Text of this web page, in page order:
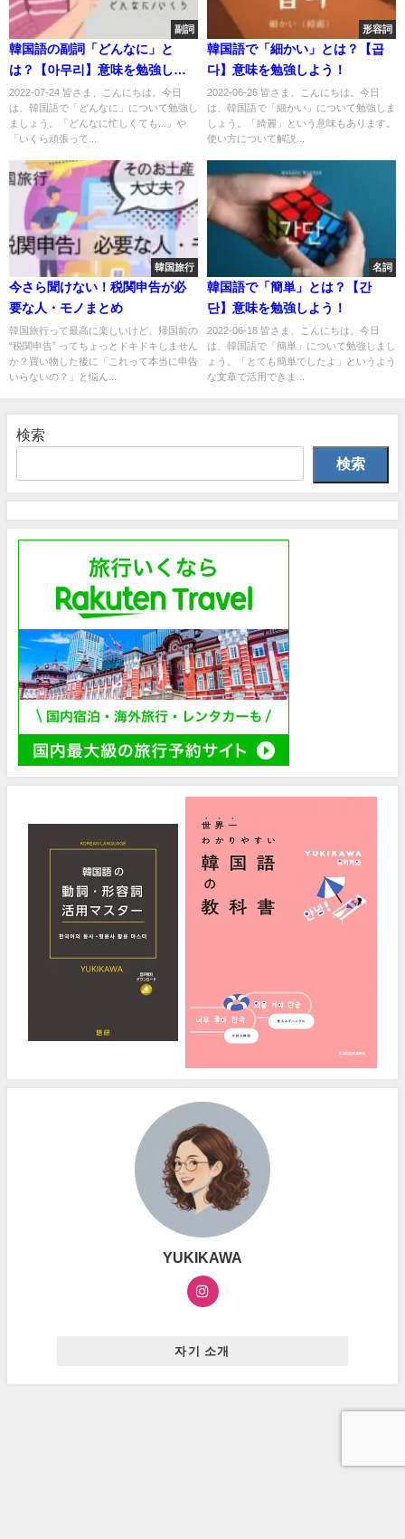
副詞
韓国語の副詞「どんなに」と
は？【아무리】意味を勉強しよ
う！
2022-07-24 皆さま、こんにちは。今日
は、韓国語で「どんなに」について勉強し
ましょう。「どんなに忙しくても...」や
「いくら頑張って...
形容詞
韓国語で「細かい」とは？【곱
다】意味を勉強しよう！
2022-06-26 皆さま、こんにちは。今日
は、韓国語で「細かい」について勉強しま
しょう。「綺麗」という意味もあります。
使い方について解説...
韓国旅行
今さら聞けない！税関申告が必
要な人・モノまとめ
韓国旅行って最高に楽しいけど、帰国前の
“税関申告” ってちょっとドキドキしません
か？買い物した後に「これって本当に申告
いらないの？」と悩ん...
名詞
韓国語で「簡単」とは？【간
단】意味を勉強しよう！
2022-06-18 皆さま、こんにちは。今日
は、韓国語で「簡単」について勉強しまし
ょう。「とても簡単でしたよ」というよう
な文章で活用できま...
検索
検索
YUKIKAWA
자기 소개